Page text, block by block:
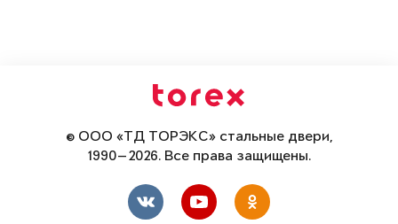
© ООО «ТД ТОРЭКС» стальные двери,
1990—2026. Все права защищены.